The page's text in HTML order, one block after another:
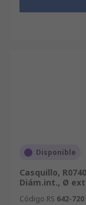
Disponible
Casquillo,
Diám.int., Ø
Código RS 642-720